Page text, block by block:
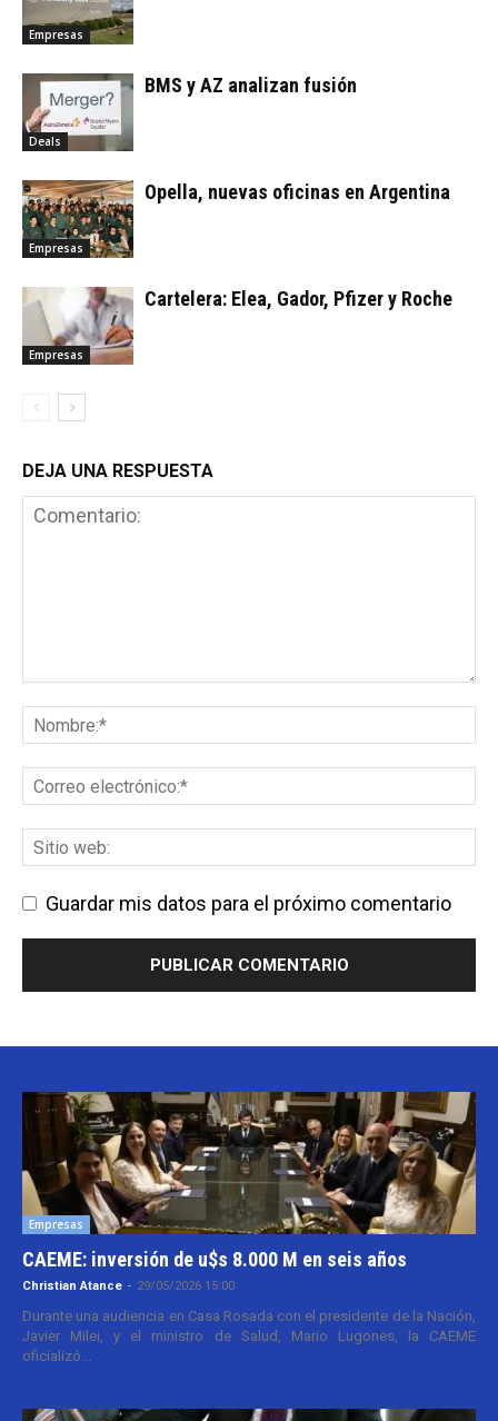
Empresas
Deals
BMS y AZ analizan fusión
Empresas
Opella, nuevas oficinas en Argentina
Empresas
Cartelera: Elea, Gador, Pfizer y Roche
DEJA UNA RESPUESTA
Guardar mis datos para el próximo comentario
Empresas
CAEME: inversión de u$s 8.000 M en seis años
Christian Atance - 29/05/2026 15:00
Durante una audiencia en Casa Rosada con el presidente de la Nación,
Javier Milei, y el ministro de Salud, Mario Lugones, la CAEME
oficializó...